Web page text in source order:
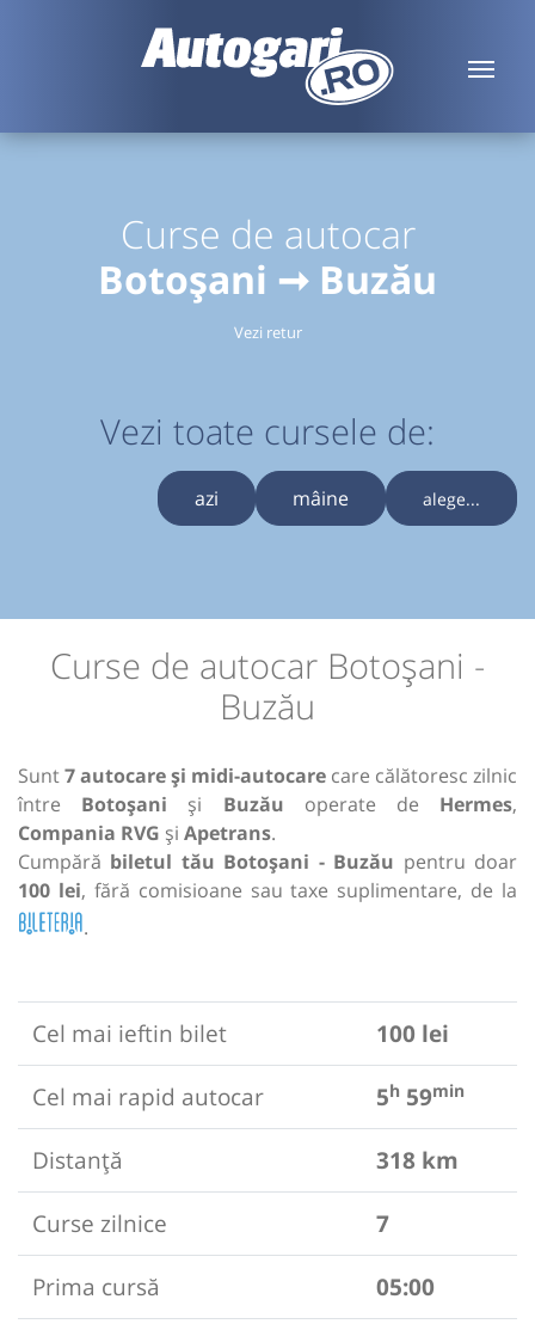
Curse de autocar
Botoșani ➞ Buzău
Vezi retur
Vezi toate cursele de:
azi mâine alege...
Curse de autocar Botoșani -
Buzău
Sunt7 autocare și midi-autocare care călătoresc zilnic
între Botoșani și Buzău operate de Hermes,
Compania RVG și Apetrans.
Cumpără biletul tău Botoșani - Buzău pentru doar
100 lei, fără comisioane sau taxe suplimentare, de la
.
Cel mai ieftin bilet
100 lei
Cel mai rapid autocar
5h 59min
Distanță
318 km
Curse zilnice
7
Prima cursă
05:00